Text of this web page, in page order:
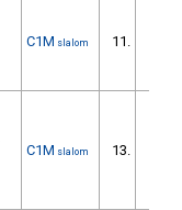
C1M slalom 11.
C1M slalom 13.